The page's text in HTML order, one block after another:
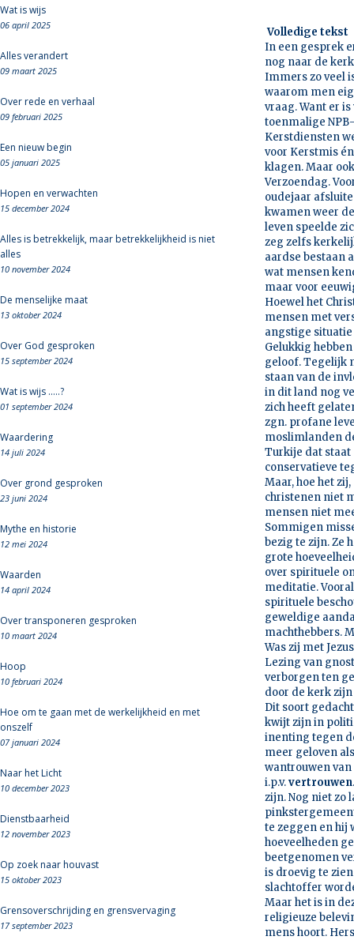
Wat is wijs
06 april 2025
Alles verandert
09 maart 2025
Over rede en verhaal
09 februari 2025
Een nieuw begin
05 januari 2025
Hopen en verwachten
15 december 2024
Alles is betrekkelijk, maar betrekkelijkheid is niet
alles
10 november 2024
De menselijke maat
13 oktober 2024
Over God gesproken
15 september 2024
Wat is wijs .....?
01 september 2024
Waardering
14 juli 2024
Over grond gesproken
23 juni 2024
Mythe en historie
12 mei 2024
Waarden
14 april 2024
Over transponeren gesproken
10 maart 2024
Hoop
10 februari 2024
Hoe om te gaan met de werkelijkheid en met
onszelf
07 januari 2024
Naar het Licht
10 december 2023
Dienstbaarheid
12 november 2023
Op zoek naar houvast
15 oktober 2023
Grensoverschrijding en grensvervaging
17 september 2023
Volledige tekst
In een gesprek
nog naar de
Immers zo veel
waarom men
vraag. Want er
toenmalige
Kerstdiensten
voor Kerstmis
klagen. Maar
Verzoendag.
oudejaar
kwamen weer
leven speelde
zeg zelfs
aardse bestaan
wat mensen
maar voor
Hoewel het
mensen met
angstige
Gelukkig
geloof. Tegelijk
staan van de
in dit land nog
zich heeft
zgn. profane
moslimlanden
Turkije dat staat
conservatieve
Maar, hoe het
christenen niet
mensen niet
Sommigen
bezig te zijn. Ze
grote
over spirituele
meditatie.
spirituele
geweldige
machthebbers.
Was zij met
Lezing van
verborgen ten
door de kerk
Dit soort
kwijt zijn in
inenting tegen
meer geloven
wantrouwen
i.p.v.vertrouwen
zijn. Nog niet zo
te zeggen en hij
hoeveelheden
beetgenomen
is droevig te
slachtoffer
Maar het is in
religieuze
mens hoort.